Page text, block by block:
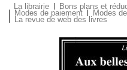
La librairie Bons plans et
Modes de paiement Modes
La revue de web des livres